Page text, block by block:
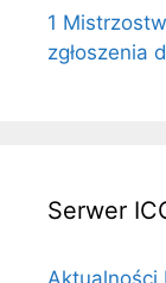
1
zgłoszenia
Serwer
Aktualności